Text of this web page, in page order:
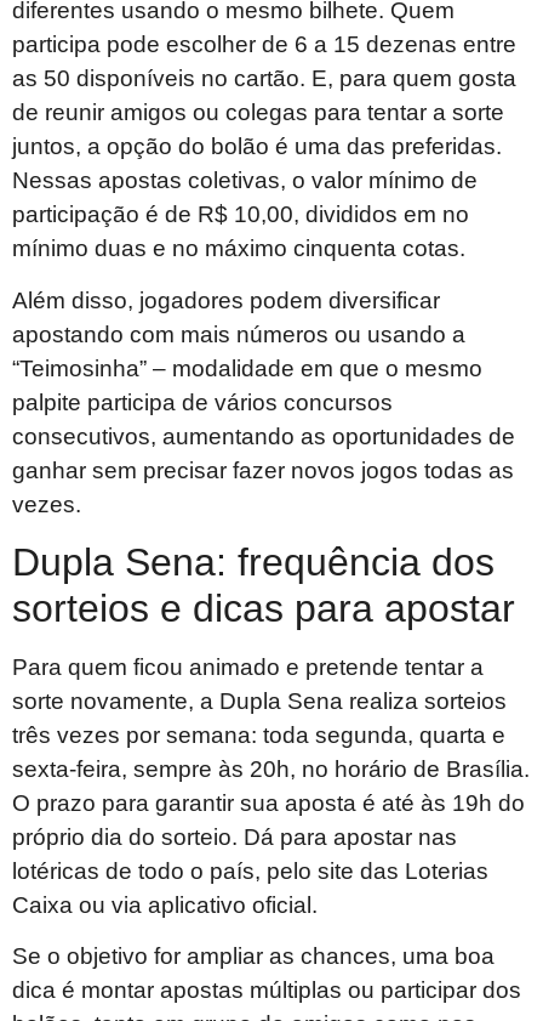
diferentes usando o mesmo bilhete. Quem
participa pode escolher de 6 a 15 dezenas entre
as 50 disponíveis no cartão. E, para quem gosta
de reunir amigos ou colegas para tentar a sorte
juntos, a opção do bolão é uma das preferidas.
Nessas apostas coletivas, o valor mínimo de
participação é de R$ 10,00, divididos em no
mínimo duas e no máximo cinquenta cotas.
Além disso, jogadores podem diversificar
apostando com mais números ou usando a
“Teimosinha” – modalidade em que o mesmo
palpite participa de vários concursos
consecutivos, aumentando as oportunidades de
ganhar sem precisar fazer novos jogos todas as
vezes.
Dupla Sena: frequência dos
sorteios e dicas para apostar
Para quem ficou animado e pretende tentar a
sorte novamente, a Dupla Sena realiza sorteios
três vezes por semana: toda segunda, quarta e
sexta-feira, sempre às 20h, no horário de Brasília.
O prazo para garantir sua aposta é até às 19h do
próprio dia do sorteio. Dá para apostar nas
lotéricas de todo o país, pelo site das Loterias
Caixa ou via aplicativo oficial.
Se o objetivo for ampliar as chances, uma boa
dica é montar apostas múltiplas ou participar dos